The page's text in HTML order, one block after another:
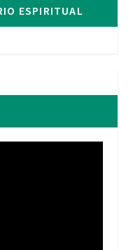
ESPIRITUAL